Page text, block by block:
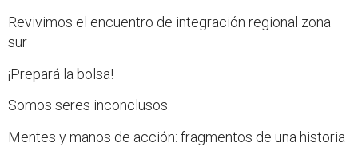
Revivimos el encuentro de integración regional zona
sur
¡Prepará la bolsa!
Somos seres inconclusos
Mentes y manos de acción: fragmentos de una historia